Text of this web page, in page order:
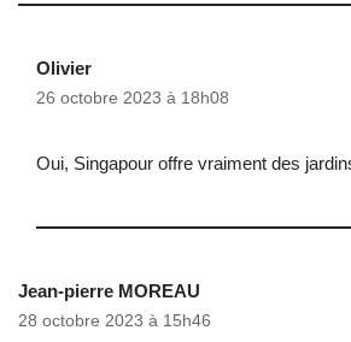
Olivier
26 octobre 2023 à 18h08
Oui, Singapour offre vraiment des
Jean-pierre MOREAU
28 octobre 2023 à 15h46